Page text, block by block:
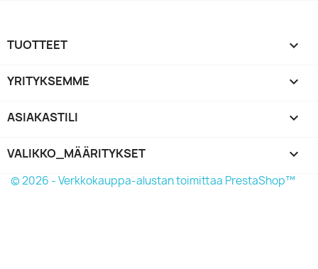
TUOTTEET 
YRITYKSEMME 
ASIAKASTILI 
VALIKKO_MÄÄRITYKSET keyboard_arrow_down
© 2026 - Verkkokauppa-alustan toimittaa PrestaShop™